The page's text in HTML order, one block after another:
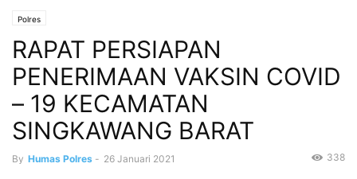
Polres
RAPAT PERSIAPAN
PENERIMAAN VAKSIN COVID
– 19 KECAMATAN
SINGKAWANG BARAT
By Humas Polres - 26 Januari 2021 338